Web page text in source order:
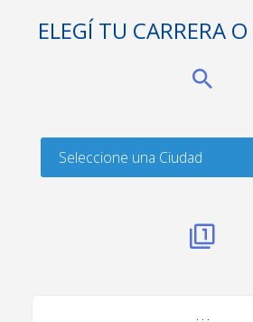
ELEGÍ TU CARRERA